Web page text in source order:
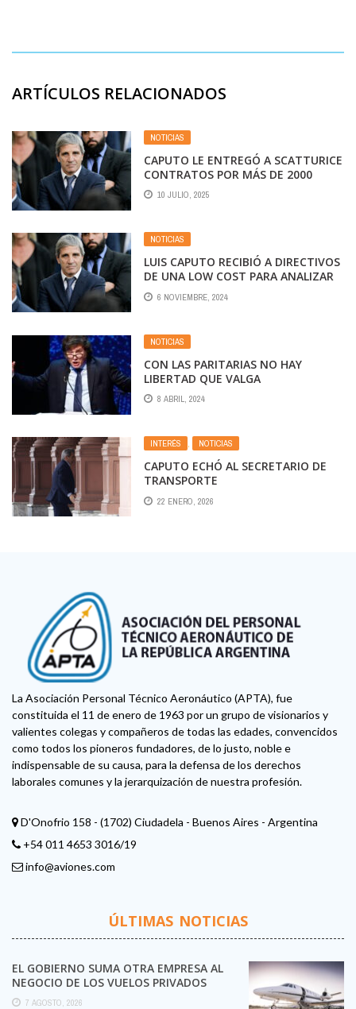
ARTÍCULOS RELACIONADOS
NOTICIAS
CAPUTO LE ENTREGÓ A SCATTURICE
CONTRATOS POR MÁS DE 2000
MILLONES EN ECONOMÍA
10 JULIO, 2025
NOTICIAS
LUIS CAPUTO RECIBIÓ A DIRECTIVOS
DE UNA LOW COST PARA ANALIZAR
ALTERNATIVAS ANTE POSIBLES
PAROS EN AEROLÍNEAS
6 NOVIEMBRE, 2024
NOTICIAS
CON LAS PARITARIAS NO HAY
LIBERTAD QUE VALGA
8 ABRIL, 2024
INTERÉS , NOTICIAS
CAPUTO ECHÓ AL SECRETARIO DE
TRANSPORTE
22 ENERO, 2026
La Asociación Personal Técnico Aeronáutico (APTA), fue
constituida el 11 de enero de 1963 por un grupo de visionarios y
valientes colegas y compañeros de todas las edades, convencidos
como todos los pioneros fundadores, de lo justo, noble e
indispensable de su causa, para la defensa de los derechos
laborales comunes y la jerarquización de nuestra profesión.
D'Onofrio 158 - (1702) Ciudadela - Buenos Aires - Argentina
+54 011 4653 3016/19
info@aviones.com
ÚLTIMAS NOTICIAS
EL GOBIERNO SUMA OTRA EMPRESA AL
NEGOCIO DE LOS VUELOS PRIVADOS
7 AGOSTO, 2026